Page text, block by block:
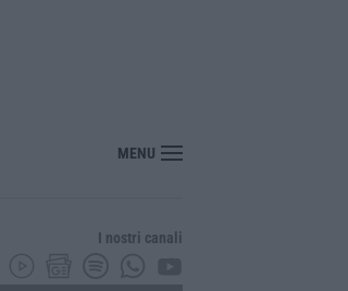
del 56enne piromane
MENU
I nostri canali